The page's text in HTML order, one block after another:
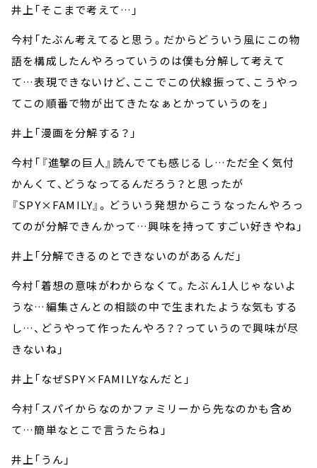
井上「そこまで考えて…」
今村「たぶん考えてると思う。だからどういう風にこの物
語を構成したんやろっていうのは僕も分解して考えて
て…表現できないけど、ここでこの伏線振って、こうやっ
てこの順番で物が出てきたなぁとかっていうのを」
井上「漫画を分解する？」
今村「『進撃の巨人』読んでても感じるし…ただ全く気付
かんくて、どうなってるんだろう？と思ったが
『SPY×FAMILY』。どういう発想からこうなったんやろっ
てのが分解できんかって…興味を持ってすごい好きやね」
井上「分解できるのとできないのがあるんだ」
今村「着想の意味がわからなくて。たぶん1人じゃないよ
うな…編集さんとの相談の中で生まれたような気もする
し…、どうやって作ったんやろ？？っていうので興味が尽
きないね」
井上「なぜSPY×FAMILYなんだと」
今村「スパイからなのかファミリーから先なのかも含め
て…簡単なとこで言うたらね」
井上「うん」